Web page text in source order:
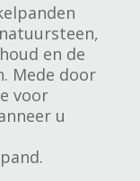
en de
Mede door
voor
u